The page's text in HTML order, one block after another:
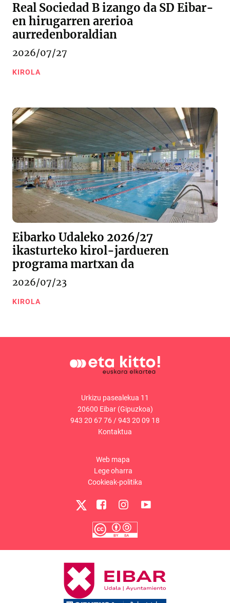
Real Sociedad B izango da SD Eibar-
en hirugarren arerioa
aurredenboraldian
2026/07/27
KIROLA
Eibarko Udaleko 2026/27
ikasturteko kirol-jardueren
programa martxan da
2026/07/23
KIROLA
Urkizu pasealekua 11
20600 Eibar (Gipuzkoa)
943 20 67 76 /943 20 09 18
Kontaktua
Web mapa
Lege oharra
Cookieak-politika